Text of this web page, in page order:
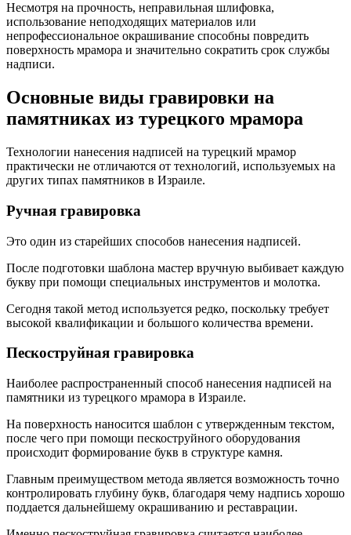
Несмотря на прочность, неправильная шлифовка,
использование неподходящих материалов или
непрофессиональное окрашивание способны повредить
поверхность мрамора и значительно сократить срок службы
надписи.
Основные виды гравировки на
памятниках из турецкого мрамора
Технологии нанесения надписей на турецкий мрамор
практически не отличаются от технологий, используемых на
других типах памятников в Израиле.
Ручная гравировка
Это один из старейших способов нанесения надписей.
После подготовки шаблона мастер вручную выбивает каждую
букву при помощи специальных инструментов и молотка.
Сегодня такой метод используется редко, поскольку требует
высокой квалификации и большого количества времени.
Пескоструйная гравировка
Наиболее распространенный способ нанесения надписей на
памятники из турецкого мрамора в Израиле.
На поверхность наносится шаблон с утвержденным текстом,
после чего при помощи пескоструйного оборудования
происходит формирование букв в структуре камня.
Главным преимуществом метода является возможность точно
контролировать глубину букв, благодаря чему надпись хорошо
поддается дальнейшему окрашиванию и реставрации.